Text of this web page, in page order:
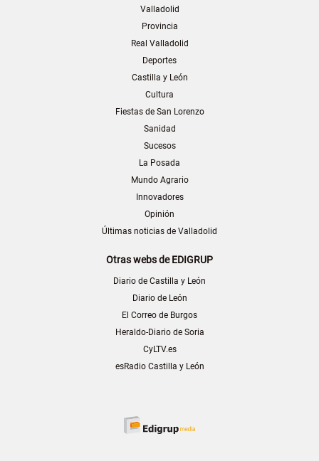
Valladolid
Provincia
Real Valladolid
Deportes
Castilla y León
Cultura
Fiestas de San Lorenzo
Sanidad
Sucesos
La Posada
Mundo Agrario
Innovadores
Opinión
Últimas noticias de Valladolid
Otras webs de EDIGRUP
Diario de Castilla y León
Diario de León
El Correo de Burgos
Heraldo-Diario de Soria
CyLTV.es
esRadio Castilla y León